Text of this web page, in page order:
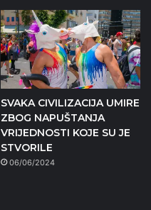
SVAKA CIVILIZACIJA UMIRE
ZBOG NAPUŠTANJA
VRIJEDNOSTI KOJE SU JE
STVORILE
06/06/2024